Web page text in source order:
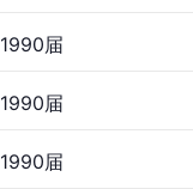
1990届
1990届
1990届